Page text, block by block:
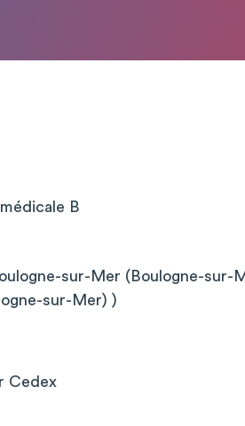
B
sur-Mer (Boulogne-sur-
sur-Mer) )
Cedex